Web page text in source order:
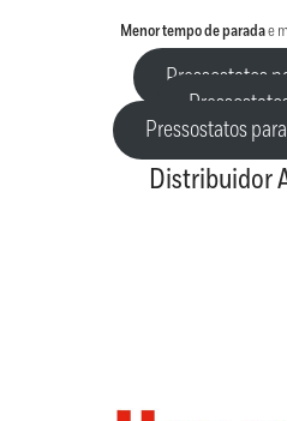
Menor tempo de paradae
Pressostatos
Pressostatos
Distribuidor